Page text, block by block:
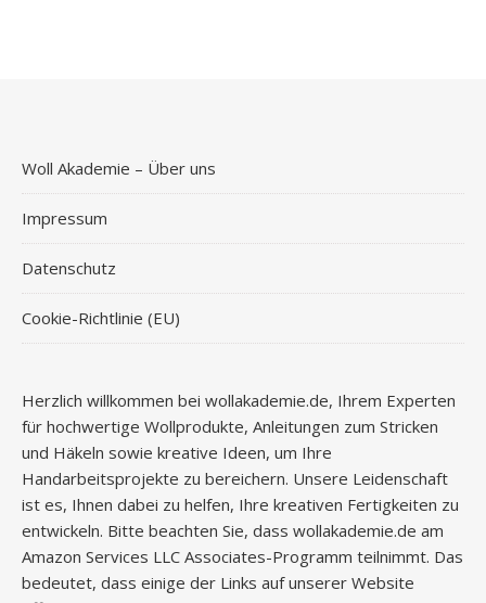
Woll Akademie – Über uns
Impressum
Datenschutz
Cookie-Richtlinie (EU)
Herzlich willkommen bei wollakademie.de, Ihrem Experten
für hochwertige Wollprodukte, Anleitungen zum Stricken
und Häkeln sowie kreative Ideen, um Ihre
Handarbeitsprojekte zu bereichern. Unsere Leidenschaft
ist es, Ihnen dabei zu helfen, Ihre kreativen Fertigkeiten zu
entwickeln. Bitte beachten Sie, dass wollakademie.de am
Amazon Services LLC Associates-Programm teilnimmt. Das
bedeutet, dass einige der Links auf unserer Website